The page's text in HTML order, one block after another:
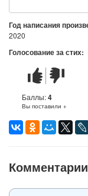
Год написания
2020
Голосование за стих:
Стих
понравился
Стих
не
понравился
Баллы:4
Вы поставили +
Комментарии